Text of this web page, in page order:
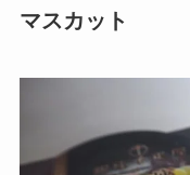
マスカット